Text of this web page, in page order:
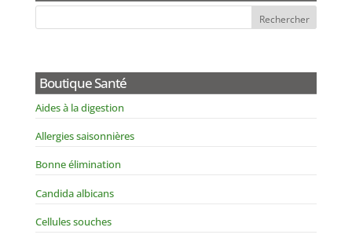
Boutique Santé
Aides à la digestion
Allergies saisonnières
Bonne élimination
Candida albicans
Cellules souches